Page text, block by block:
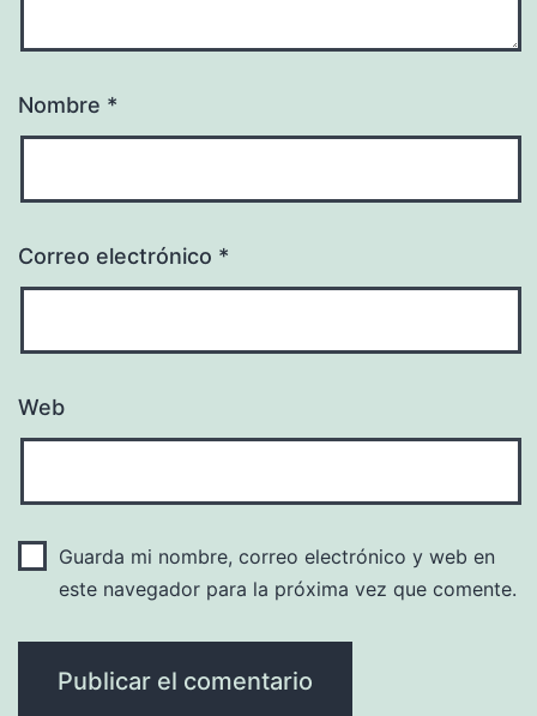
Nombre *
Correo electrónico *
Web
Guarda mi nombre, correo electrónico y web en
este navegador para la próxima vez que comente.